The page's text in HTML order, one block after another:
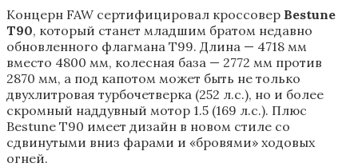
Концерн FAW сертифицировал кроссовер Bestune
T90, который станет младшим братом недавно
обновленного флагмана T99. Длина — 4718 мм
вместо 4800 мм, колесная база — 2772 мм против
2870 мм, а под капотом может быть не только
двухлитровая турбочетверка (252 л.с.), но и более
скромный наддувный мотор 1.5 (169 л.с.). Плюс
Bestune T90 имеет дизайн в новом стиле со
сдвинутыми вниз фарами и «бровями» ходовых
огней.